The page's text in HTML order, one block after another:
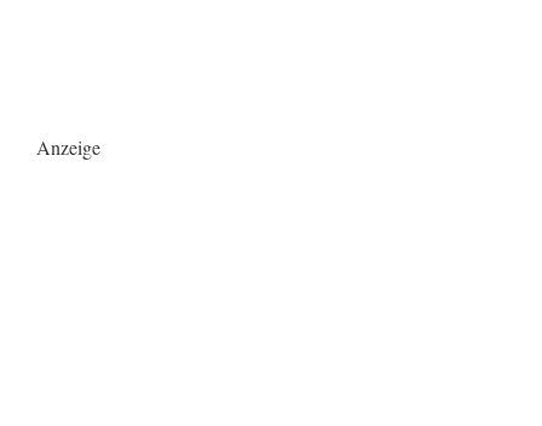
Anzeige